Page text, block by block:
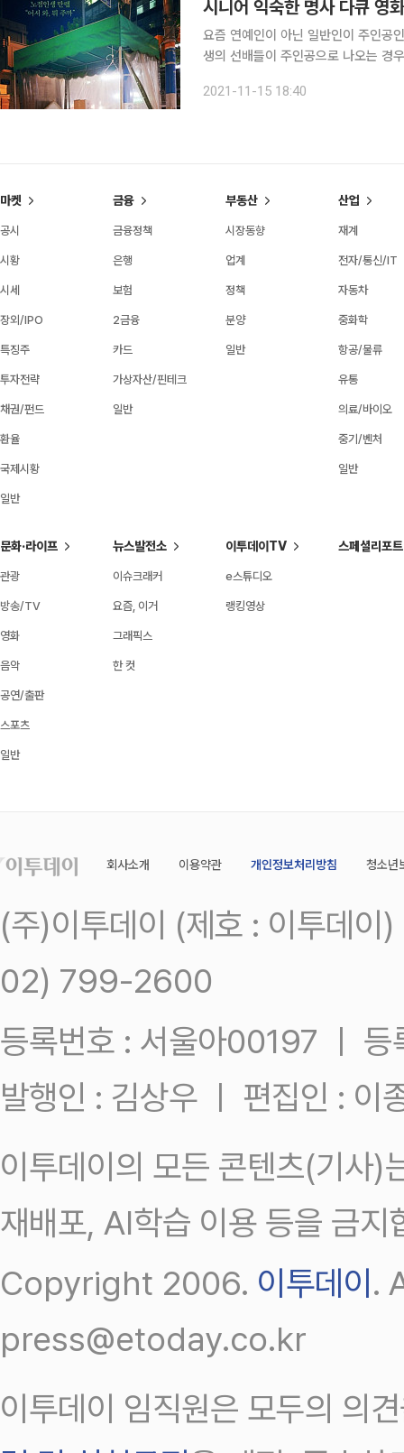
시니어 익숙한 명사 다큐 영
요즘 연예인이 아닌 일반인이 주인공
생의 선배들이 주인공으로 나오는 경
2021-11-15 18:40
마켓
공시
시황
시세
장외/IPO
특징주
투자전략
채권/펀드
환율
국제시황
일반
금융
금융정책
은행
보험
2금융
카드
가상자산/핀테크
일반
부동산
시장동향
업계
정책
분양
일반
산업
재계
전자/통신/IT
자동차
중화학
항공/물류
유통
의료/바이오
중기/벤처
일반
문화·라이프
관광
방송/TV
영화
음악
공연/출판
스포츠
일반
뉴스발전소
이슈크래커
요즘, 이거
그래픽스
한 컷
이투데이TV
e스튜디오
랭킹영상
스페셜리포트
회사소개 이용약관 개인정보처리방침 청소년
(주)이투데이 (제호 : 이투데
02) 799-2600
등록번호 : 서울아00197 ㅣ
발행인 : 김상우 ㅣ 편집인 : 이
이투데이의 모든 콘텐츠(기사)
재배포, AI학습 이용 등을 금지
Copyright 2006. 이투데이 .
press@etoday.co.kr
이투데이 임직원은 모두의 의